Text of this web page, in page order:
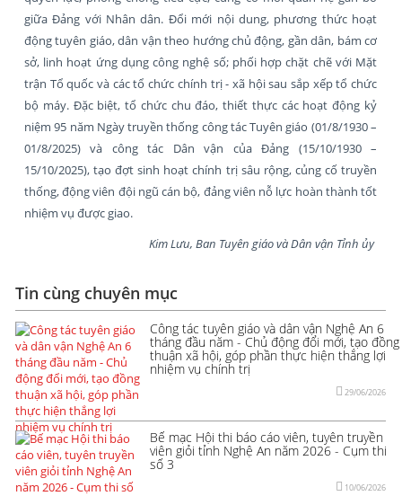
giữa Đảng với Nhân dân. Đổi mới nội dung, phương thức hoạt
động tuyên giáo, dân vận theo hướng chủ động, gần dân, bám cơ
sở, linh hoạt ứng dụng công nghệ số; phối hợp chặt chẽ với Mặt
trận Tổ quốc và các tổ chức chính trị - xã hội sau sắp xếp tổ chức
bộ máy. Đặc biệt, tổ chức chu đáo, thiết thực các hoạt động kỷ
niệm 95 năm Ngày truyền thống công tác Tuyên giáo (01/8/1930 –
01/8/2025) và công tác Dân vận của Đảng (15/10/1930 –
15/10/2025), tạo đợt sinh hoạt chính trị sâu rộng, củng cố truyền
thống, động viên đội ngũ cán bộ, đảng viên nỗ lực hoàn thành tốt
nhiệm vụ được giao.
Kim Lưu, Ban Tuyên giáo và Dân vận Tỉnh ủy
Tin cùng chuyên mục
Công tác tuyên giáo và dân vận Nghệ An 6
tháng đầu năm - Chủ động đổi mới, tạo đồng
thuận xã hội, góp phần thực hiện thắng lợi
nhiệm vụ chính trị
29/06/2026
Bế mạc Hội thi báo cáo viên, tuyên truyền
viên giỏi tỉnh Nghệ An năm 2026 - Cụm thi
số 3
10/06/2026